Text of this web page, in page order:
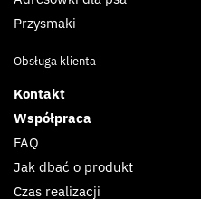
Przysmaki
Obsługa klienta
Kontakt
Współpraca
FAQ
Jak dbać o produkt
Czas realizacji